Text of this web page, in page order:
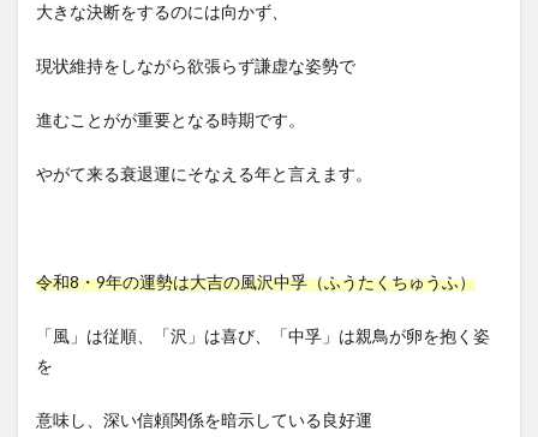
大きな決断をするのには向かず、
現状維持をしながら欲張らず謙虚な姿勢で
進むことがが重要となる時期です。
やがて来る衰退運にそなえる年と言えます。
令和8・9年の運勢は大吉の風沢中孚（ふうたくちゅうふ）
「風」は従順、「沢」は喜び、「中孚」は親鳥が卵を抱く姿
を
意味し、深い信頼関係を暗示している良好運